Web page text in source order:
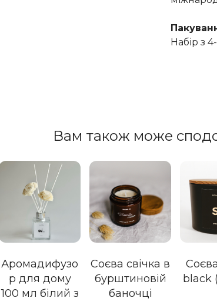
Набір з
Вам також може
Аромадифузо
р для дому
100 мл білий з
Соєва свічка в
бурштиновій
баночці
black